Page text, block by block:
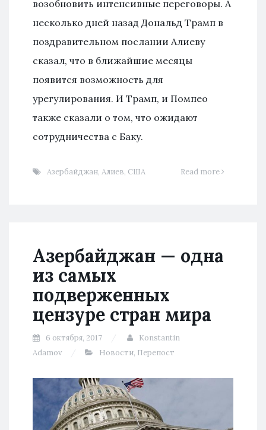
возобновить интенсивные переговоры. А
несколько дней назад Дональд Трамп в
поздравительном послании Алиеву
сказал, что в ближайшие месяцы
появится возможность для
урегулирования. И Трамп, и Помпео
также сказали о том, что ожидают
сотрудничества с Баку.
Read more
Азербайджан, Алиев, США
Азербайджан — одна
из самых
подверженных
цензуре стран мира
6 октября, 2017
Konstantin
Adamov
Новости, Перепост